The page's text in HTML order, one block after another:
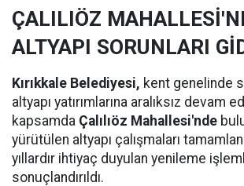
ÇALILIÖZ
ALTYAPI SORUNLARI
Kırıkkale Belediyesi, kent genelinde
altyapı yatırımlarına aralıksız devam
kapsamda Çalılıöz Mahallesi'nde
yürütülen altyapı çalışmaları
yıllardır ihtiyaç duyulan yenileme
sonuçlandırıldı.